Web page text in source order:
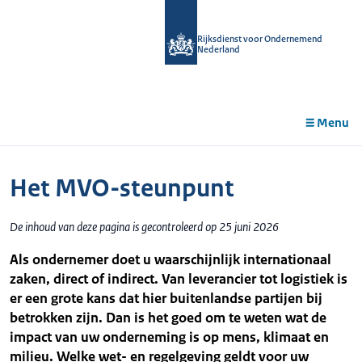
Rijksdienst voor Ondernemend
Nederland
Menu
Het MVO-steunpunt
De inhoud van deze pagina is gecontroleerd op 25 juni 2026
Als ondernemer doet u waarschijnlijk internationaal
zaken, direct of indirect. Van leverancier tot logistiek is
er een grote kans dat hier buitenlandse partijen bij
betrokken zijn. Dan is het goed om te weten wat de
impact van uw onderneming is op mens, klimaat en
milieu. Welke wet- en regelgeving geldt voor uw